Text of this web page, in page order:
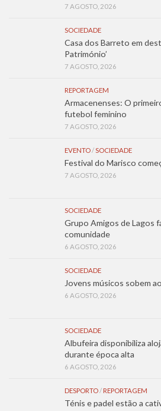
7 AGOSTO, 2026
SOCIEDADE
Casa dos Barreto em
Património’
7 AGOSTO, 2026
REPORTAGEM
Armacenenses: O
futebol feminino
7 AGOSTO, 2026
EVENTO/SOCIEDADE
Festival do Marisco
7 AGOSTO, 2026
SOCIEDADE
Grupo Amigos de Lagos
comunidade
6 AGOSTO, 2026
SOCIEDADE
Jovens músicos sobem
6 AGOSTO, 2026
SOCIEDADE
Albufeira disponibiliza
durante época alta
6 AGOSTO, 2026
DESPORTO/ REPORTAGEM
Ténis e padel estão a